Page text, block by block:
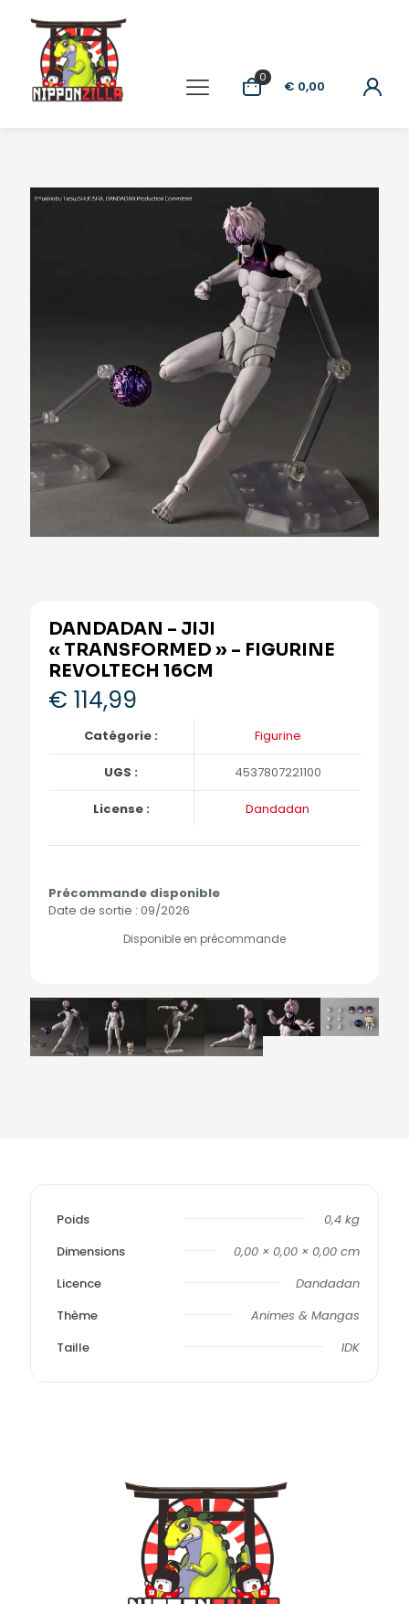
0
€ 0,00
DANDADAN – JIJI
« TRANSFORMED » – FIGURINE
REVOLTECH 16CM
€ 114,99
Catégorie : Figurine
UGS : 4537807221100
License : Dandadan
Précommande disponible
Date de sortie : 09/2026
Disponible en précommande
Poids
0,4 kg
Dimensions
0,00 × 0,00 × 0,00 cm
Licence
Dandadan
Thème
Animes & Mangas
Taille
IDK